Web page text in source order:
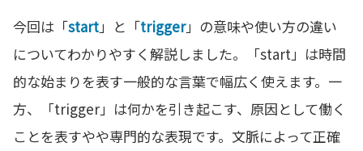
今回は「start」と「trigger」の意味や使い方の違い
についてわかりやすく解説しました。「start」は時間
的な始まりを表す一般的な言葉で幅広く使えます。一
方、「trigger」は何かを引き起こす、原因として働く
ことを表すやや専門的な表現です。文脈によって正確